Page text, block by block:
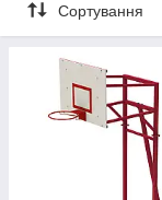
Сортування